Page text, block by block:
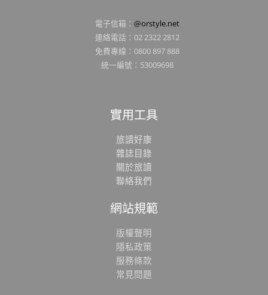
電子信箱： @orstyle.net
連絡電話：02 2322 2812
免費專線：0800 897 888
統一編號：53009698
實用工具
旅讀好康
雜誌目錄
關於旅讀
聯絡我們
網站規範
版權聲明
隱私政策
服務條款
常見問題